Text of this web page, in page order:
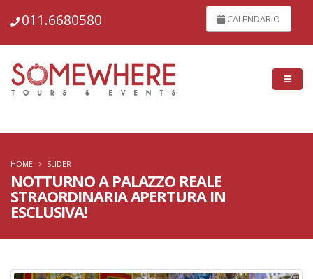
011.6680580 CALENDARIO
NOTTURNO A PALAZZO REALE
STRAORDINARIA APERTURA IN
ESCLUSIVA!
HOME SLIDER